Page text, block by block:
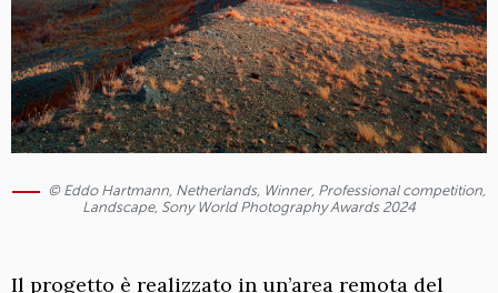
© Eddo Hartmann, Netherlands, Winner, Professional competition,
Landscape, Sony World Photography Awards 2024
Il progetto è realizzato in un’area remota del